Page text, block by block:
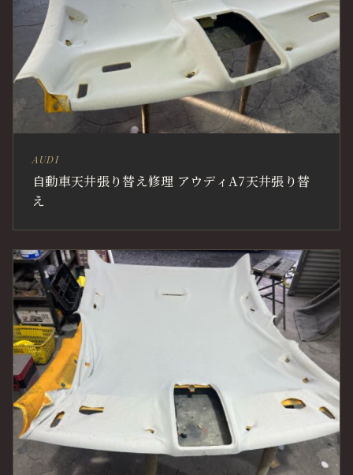
AUDI
自動車天井張り替え修理 アウディA7天井張り替
え